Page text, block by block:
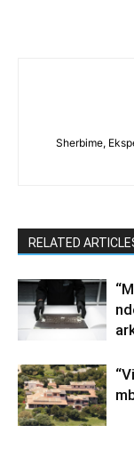
Sherbime,
RELATED